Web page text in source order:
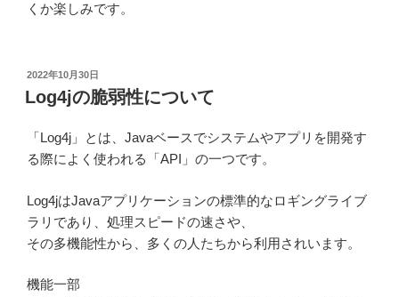
くか楽しみです。
投
稿
日:
2022年10月30日
Log4jの脆弱性について
「Log4j」とは、Javaベースでシステムやアプリを開発す
る際によく使われる「API」の一つです。
Log4jはJavaアプリケーションの標準的なロギングライブ
ラリであり、処理スピードの速さや、
その多機能性から、多くの人たちから利用されいます。
機能一部